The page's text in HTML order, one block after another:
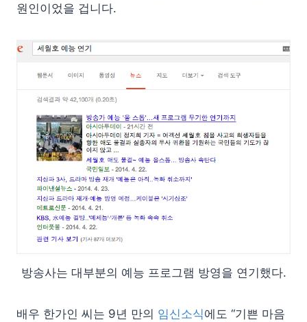
원인이었을 겁니다.
방송사는 대부분의 예능 프로그램 방영을 연기했다.
배우 한가인 씨는 9년 만의 임신소식에도 “기쁜 마음